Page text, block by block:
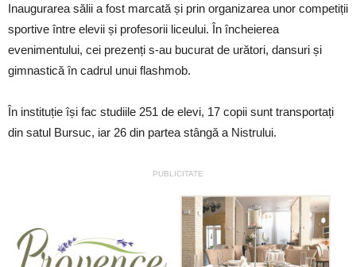
Inaugurarea sălii a fost marcată și prin organizarea unor competiții
sportive între elevii și profesorii liceului. În încheierea
evenimentului, cei prezenți s-au bucurat de urători, dansuri și
gimnastică în cadrul unui flashmob.
În instituție își fac studiile 251 de elevi, 17 copii sunt transportați
din satul Bursuc, iar 26 din partea stângă a Nistrului.
PUBLICITATE